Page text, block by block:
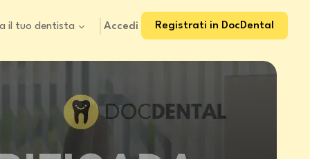
il tuo dentista Accedi Registrati in DocDental